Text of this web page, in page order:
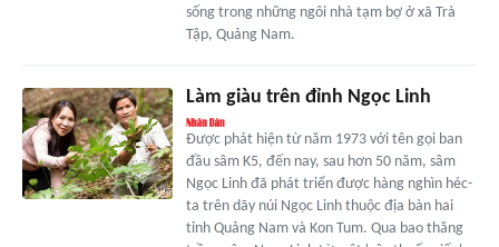
sống trong những ngôi nhà tạm bợ ở xã Trà
Tập, Quảng Nam.
Làm giàu trên đỉnh Ngọc Linh
Ðược phát hiện từ năm 1973 với tên gọi ban
đầu sâm K5, đến nay, sau hơn 50 năm, sâm
Ngọc Linh đã phát triển được hàng nghìn héc-
ta trên dãy núi Ngọc Linh thuộc địa bàn hai
tỉnh Quảng Nam và Kon Tum. Qua bao thăng